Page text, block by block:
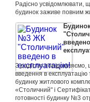
Радісно усвідомлювати,
будинок заживе повним
З радістю повідомляємо,
введення в експлуатацію
будинку житлового
«Столичний" і
готовності будинку №3